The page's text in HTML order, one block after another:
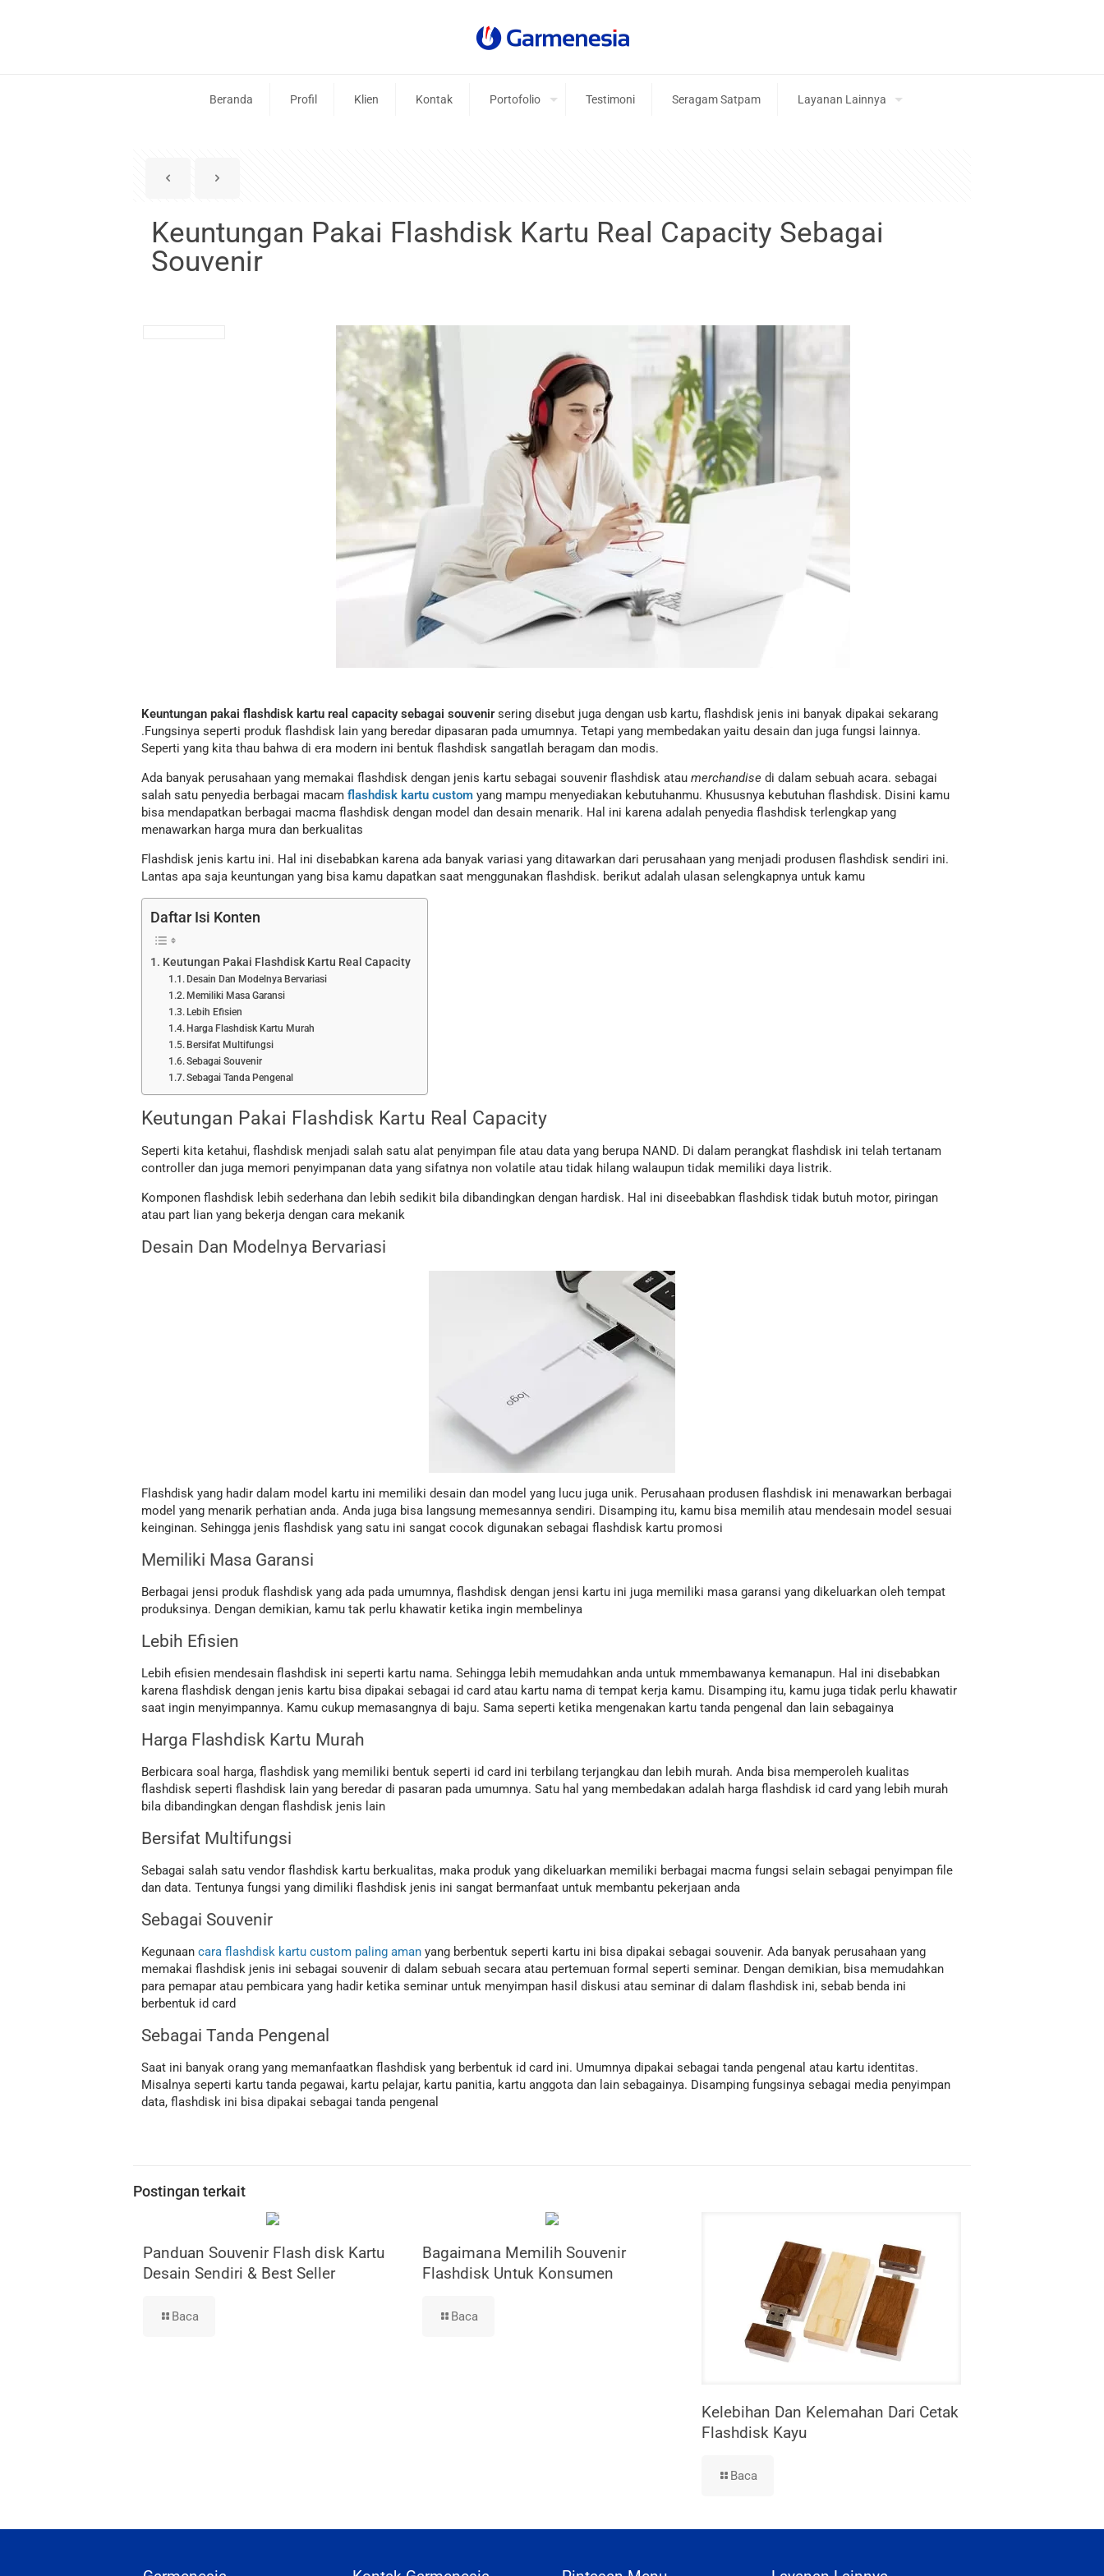
Beranda Profil Klien Kontak Portofolio Testimoni Seragam Satpam Layanan Lainnya
Keuntungan Pakai Flashdisk Kartu Real Capacity Sebagai
Souvenir
Keuntungan pakai flashdisk kartu real capacity sebagai souvenirsering disebut juga dengan usb kartu, flashdisk jenis ini banyak dipakai sekarang
.Fungsinya seperti produk flashdisk lain yang beredar dipasaran pada umumnya. Tetapi yang membedakan yaitu desain dan juga fungsi lainnya.
Seperti yang kita thau bahwa di era modern ini bentuk flashdisk sangatlah beragam dan modis.
Ada banyak perusahaan yang memakai flashdisk dengan jenis kartu sebagai souvenir flashdisk ataumerchandise di dalam sebuah acara. sebagai
salah satu penyedia berbagai macamflashdisk kartu custom yang mampu menyediakan kebutuhanmu. Khususnya kebutuhan flashdisk. Disini kamu
bisa mendapatkan berbagai macma flashdisk dengan model dan desain menarik. Hal ini karena adalah penyedia flashdisk terlengkap yang
menawarkan harga mura dan berkualitas
Flashdisk jenis kartu ini. Hal ini disebabkan karena ada banyak variasi yang ditawarkan dari perusahaan yang menjadi produsen flashdisk sendiri ini.
Lantas apa saja keuntungan yang bisa kamu dapatkan saat menggunakan flashdisk. berikut adalah ulasan selengkapnya untuk kamu
Daftar Isi Konten
Keutungan Pakai Flashdisk Kartu Real Capacity
Desain Dan Modelnya Bervariasi
Memiliki Masa Garansi
Lebih Efisien
Harga Flashdisk Kartu Murah
Bersifat Multifungsi
Sebagai Souvenir
Sebagai Tanda Pengenal
Keutungan Pakai Flashdisk Kartu Real Capacity
Seperti kita ketahui, flashdisk menjadi salah satu alat penyimpan file atau data yang berupa NAND. Di dalam perangkat flashdisk ini telah tertanam
controller dan juga memori penyimpanan data yang sifatnya non volatile atau tidak hilang walaupun tidak memiliki daya listrik.
Komponen flashdisk lebih sederhana dan lebih sedikit bila dibandingkan dengan hardisk. Hal ini diseebabkan flashdisk tidak butuh motor, piringan
atau part lian yang bekerja dengan cara mekanik
Desain Dan Modelnya Bervariasi
Flashdisk yang hadir dalam model kartu ini memiliki desain dan model yang lucu juga unik. Perusahaan produsen flashdisk ini menawarkan berbagai
model yang menarik perhatian anda. Anda juga bisa langsung memesannya sendiri. Disamping itu, kamu bisa memilih atau mendesain model sesuai
keinginan. Sehingga jenis flashdisk yang satu ini sangat cocok digunakan sebagai flashdisk kartu promosi
Memiliki Masa Garansi
Berbagai jensi produk flashdisk yang ada pada umumnya, flashdisk dengan jensi kartu ini juga memiliki masa garansi yang dikeluarkan oleh tempat
produksinya. Dengan demikian, kamu tak perlu khawatir ketika ingin membelinya
Lebih Efisien
Lebih efisien mendesain flashdisk ini seperti kartu nama. Sehingga lebih memudahkan anda untuk mmembawanya kemanapun. Hal ini disebabkan
karena flashdisk dengan jenis kartu bisa dipakai sebagai id card atau kartu nama di tempat kerja kamu. Disamping itu, kamu juga tidak perlu khawatir
saat ingin menyimpannya. Kamu cukup memasangnya di baju. Sama seperti ketika mengenakan kartu tanda pengenal dan lain sebagainya
Harga Flashdisk Kartu Murah
Berbicara soal harga, flashdisk yang memiliki bentuk seperti id card ini terbilang terjangkau dan lebih murah. Anda bisa memperoleh kualitas
flashdisk seperti flashdisk lain yang beredar di pasaran pada umumnya. Satu hal yang membedakan adalah harga flashdisk id card yang lebih murah
bila dibandingkan dengan flashdisk jenis lain
Bersifat Multifungsi
Sebagai salah satu vendor flashdisk kartu berkualitas, maka produk yang dikeluarkan memiliki berbagai macma fungsi selain sebagai penyimpan file
dan data. Tentunya fungsi yang dimiliki flashdisk jenis ini sangat bermanfaat untuk membantu pekerjaan anda
Sebagai Souvenir
Kegunaancara flashdisk kartu custom paling aman yang berbentuk seperti kartu ini bisa dipakai sebagai souvenir. Ada banyak perusahaan yang
memakai flashdisk jenis ini sebagai souvenir di dalam sebuah secara atau pertemuan formal seperti seminar. Dengan demikian, bisa memudahkan
para pemapar atau pembicara yang hadir ketika seminar untuk menyimpan hasil diskusi atau seminar di dalam flashdisk ini, sebab benda ini
berbentuk id card
Sebagai Tanda Pengenal
Saat ini banyak orang yang memanfaatkan flashdisk yang berbentuk id card ini. Umumnya dipakai sebagai tanda pengenal atau kartu identitas.
Misalnya seperti kartu tanda pegawai, kartu pelajar, kartu panitia, kartu anggota dan lain sebagainya. Disamping fungsinya sebagai media penyimpan
data, flashdisk ini bisa dipakai sebagai tanda pengenal
Postingan terkait
Panduan Souvenir Flash disk Kartu
Desain Sendiri & Best Seller
Baca
Bagaimana Memilih Souvenir
Flashdisk Untuk Konsumen
Baca
Kelebihan Dan Kelemahan Dari Cetak
Flashdisk Kayu
Baca